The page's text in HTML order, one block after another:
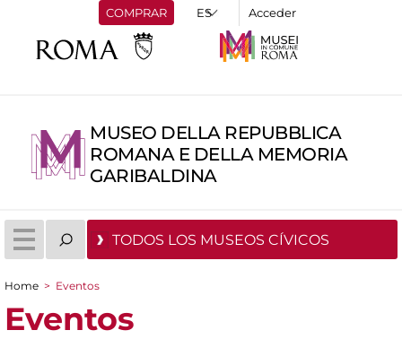
COMPRAR Acceder
MUSEO DELLA REPUBBLICA
ROMANA E DELLA MEMORIA
GARIBALDINA
TODOS LOS MUSEOS CÍVICOS
You are here
Home > Eventos
Eventos